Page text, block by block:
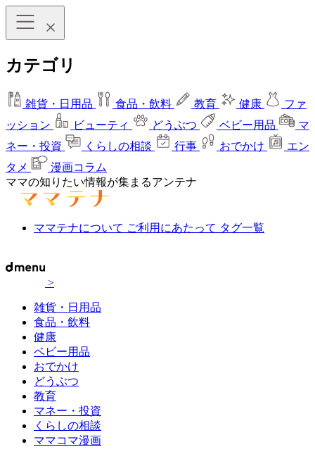
カテゴリ
雑貨・日用品 食品・飲料 教育 健康
ファ
ッション
ビューティ どうぶつ ベビー用品
マ
ネー・投資
くらしの相談 行事 おでかけ
エン
タメ
漫画コラム
ママの知りたい情報が集まるアンテナ
ママテナについて ご利用にあたって タグ一覧
>
雑貨・日用品
食品・飲料
健康
ベビー用品
おでかけ
どうぶつ
教育
マネー・投資
くらしの相談
ママコマ漫画